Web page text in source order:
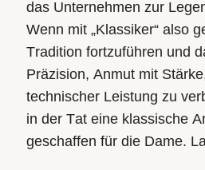
das Unternehmen zur
Wenn mit „Klassiker“ also
Tradition fortzuführen und
Präzision, Anmut mit
technischer Leistung zu
in der Tat eine klassische
geschaffen für die Dame.